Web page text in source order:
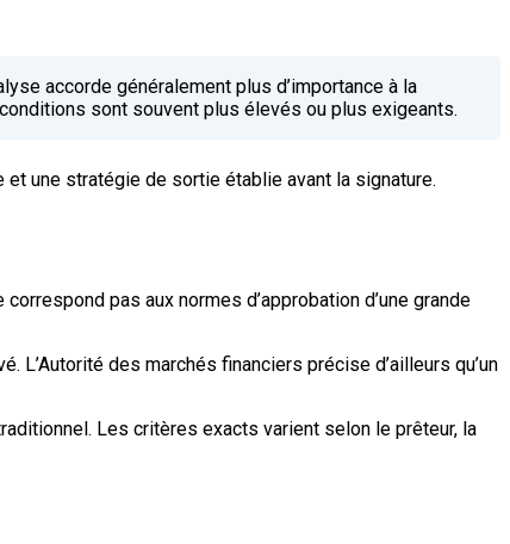
accorde généralement plus d’importance à la
sont souvent plus élevés ou plus exigeants.
une stratégie de sortie établie avant la signature.
pas aux normes d’approbation d’une grande
L’Autorité des marchés financiers précise d’ailleurs qu’un
Les critères exacts varient selon le prêteur, la